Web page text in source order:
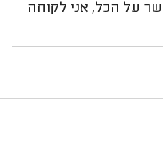
על הכל, אני לקוחה